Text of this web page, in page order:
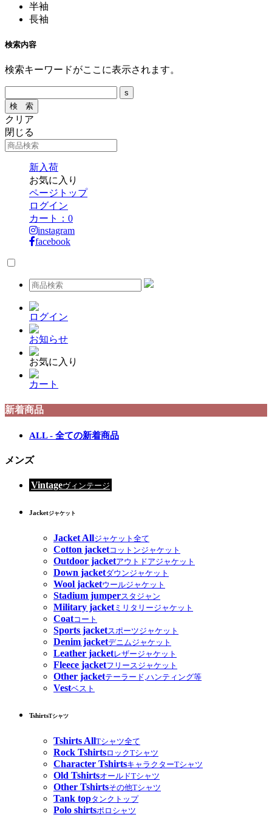
半袖
長袖
検索内容
検索キーワードがここに表示されます。
クリア
閉じる
新入荷
お気に入り
ページトップ
ログイン
カート： 0
instagram
facebook
ログイン
お知らせ
お気に入り
カート
新着商品
ALL - 全ての新着商品
メンズ
Vintageヴィンテージ
Jacketジャケット
Jacket Allジャケット全て
Cotton jacketコットンジャケット
Outdoor jacketアウトドアジャケット
Down jacketダウンジャケット
Wool jacketウールジャケット
Stadium jumperスタジャン
Military jacketミリタリージャケット
Coatコート
Sports jacketスポーツジャケット
Denim jacketデニムジャケット
Leather jacketレザージャケット
Fleece jacketフリースジャケット
Other jacketテーラード,ハンティング等
Vestベスト
TshirtsTシャツ
Tshirts AllTシャツ全て
Rock TshirtsロックTシャツ
Character TshirtsキャラクターTシャツ
Old TshirtsオールドTシャツ
Other Tshirtsその他Tシャツ
Tank topタンクトップ
Polo shirtsポロシャツ